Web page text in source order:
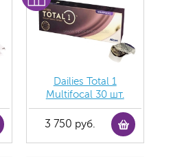
Dailies Total 1
Multifocal 30 шт.
3 750 руб.